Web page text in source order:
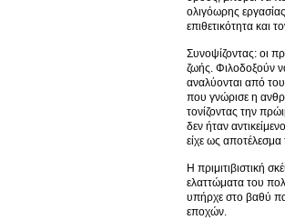
ολιγόωρης
επιθετικότητα και
Συνοψίζοντας: οι
ζωής. Φιλοδοξούν
αναλύονται από
που γνώρισε η
τονίζοντας την
δεν ήταν
είχε ως
Η πριμιτιβιστική
ελαττώματα του
υπήρχε στο βαθύ
εποχών.